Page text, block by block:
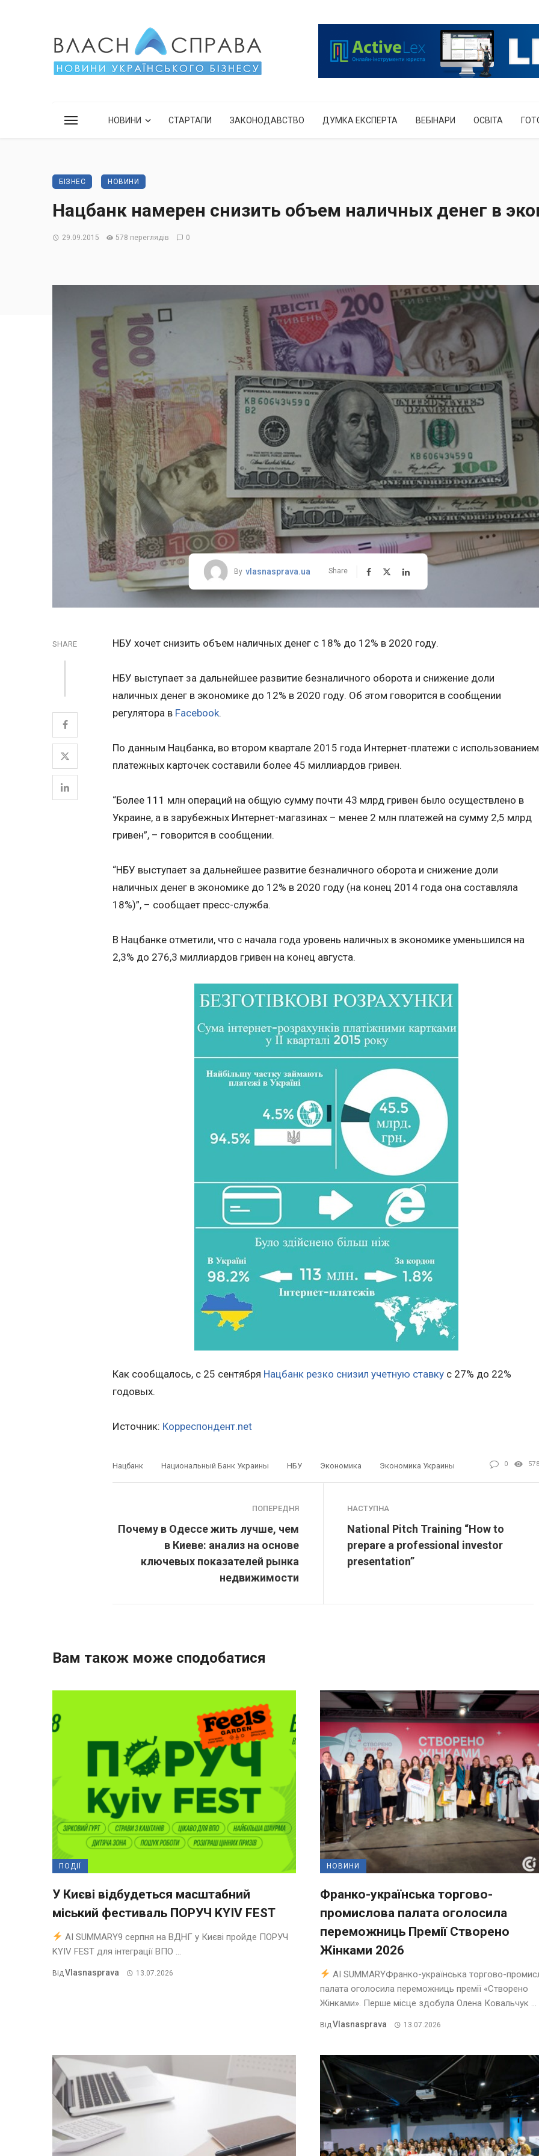
НОВИНИ СТАРТАПИ ЗАКОНОДАВСТВО ДУМКА ЕКСПЕРТА ВЕБІНАРИ ОСВІТА
БІЗНЕС НОВИНИ
Нацбанк намерен снизить объем наличных денег в
29.09.2015 578 переглядів 0
By vlasnasprava.ua Share
SHARE НБУ хочет снизить объем наличных денег с 18% до 12% в 2020 году.
НБУ выступает за дальнейшее развитие безналичного оборота и снижение доли
наличных денег в экономике до 12% в 2020 году. Об этом говорится в сообщении
регулятора в Facebook.
По данным Нацбанка, во втором квартале 2015 года Интернет-платежи с использованием
платежных карточек составили более 45 миллиардов гривен.
“Более 111 млн операций на общую сумму почти 43 млрд гривен было осуществлено в
Украине, а в зарубежных Интернет-магазинах – менее 2 млн платежей на сумму 2,5 млрд
гривен”, – говорится в сообщении.
“НБУ выступает за дальнейшее развитие безналичного оборота и снижение доли
наличных денег в экономике до 12% в 2020 году (на конец 2014 года она составляла
18%)”, – сообщает пресс-служба.
В Нацбанке отметили, что с начала года уровень наличных в экономике уменьшился на
2,3% до 276,3 миллиардов гривен на конец августа.
Как сообщалось, с 25 сентября Нацбанк резко снизил учетную ставку с 27% до 22%
годовых.
Источник: Корреспондент.net
Нацбанк Национальный Банк Украины НБУ Экономика Экономика Украины 0 578
ПОПЕРЕДНЯ
Почему в Одессе жить лучше, чем
в Киеве: анализ на основе
ключевых показателей рынка
недвижимости
НАСТУПНА
National Pitch Training “How to
prepare a professional investor
presentation”
Вам також може сподобатися
ПОДІЇ
У Києві відбудеться масштабний
міський фестиваль ПОРУЧ KYIV FEST
AI SUMMARY9 серпня на ВДНГ у Києві пройде ПОРУЧ
KYIV FEST для інтеграції ВПО ...
ВідVlasnasprava 13.07.2026
НОВИНИ
Франко-українська торгово-
промислова палата оголосила
переможниць Премії Створено
Жінками 2026
AI SUMMARYФранко-українська торгово-
палата оголосила переможниць премії «Створено
Жінками». Перше місце здобула Олена Ковальчук ...
ВідVlasnasprava 13.07.2026